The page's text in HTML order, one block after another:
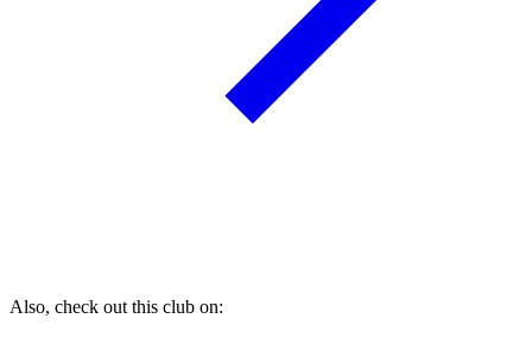
Also, check out this club on: